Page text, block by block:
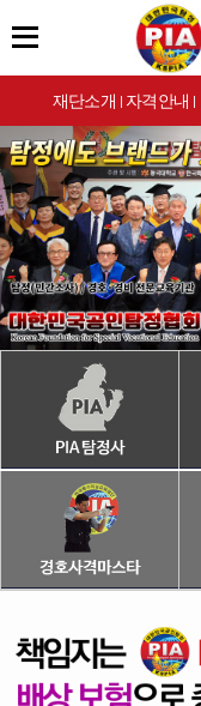
재단소개 | 자격안내 |